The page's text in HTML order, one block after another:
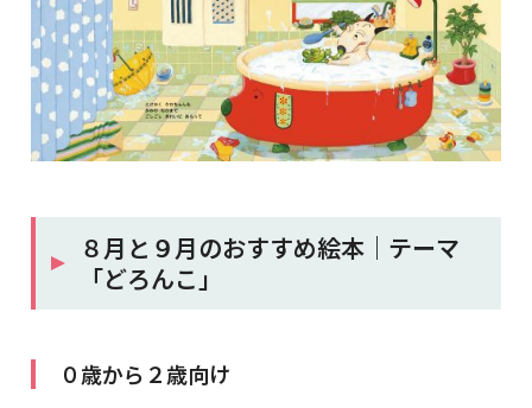
８月と９月のおすすめ絵本｜テーマ
「どろんこ」
０歳から２歳向け